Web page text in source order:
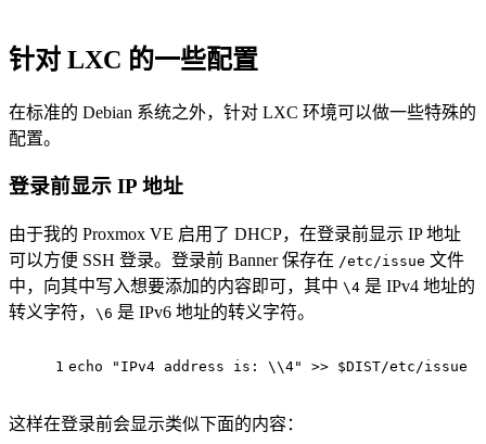
针对 LXC 的一些配置
在标准的 Debian 系统之外，针对 LXC 环境可以做一些特殊的
配置。
登录前显示 IP 地址
由于我的 Proxmox VE 启用了 DHCP，在登录前显示 IP 地址
可以方便 SSH 登录。登录前 Banner 保存在 /etc/issue 文件
中，向其中写入想要添加的内容即可，其中 \4 是 IPv4 地址的
转义字符， \6 是 IPv6 地址的转义字符。
1 echo "IPv4 address is: \\4" >> $DIST/etc/issue
这样在登录前会显示类似下面的内容：